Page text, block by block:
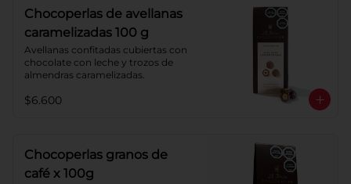
Chocoperlas de avellanas
caramelizadas 100 g
Avellanas confitadas cubiertas con
chocolate con leche y trozos de
almendras caramelizadas.
$6.600
Chocoperlas granos de
café x 100g